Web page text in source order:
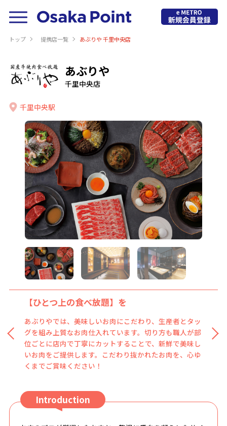
トップ 提携店⼀覧 あぶりや 千里中央店
あぶりや
千里中央店
千里中央駅
【ひとつ上の食べ放題】を
あぶりやでは、美味しいお肉にこだわり、生産者とタッ
グを組み上質なお肉仕入れています。切り方も職人が部
位ごとに店内で丁寧にカットすることで、新鮮で美味し
いお肉をご提供します。こだわり抜かれたお肉を、心ゆ
くまでご賞味ください！
【脇役】にも、手間ひまかけて
主役のお肉をより引き立てる、サイドメニュー。常に新
しく進化を続ける定番から、四季折々の味わい、彩りを
活かした期間限定のものまで、あぶりやでは【脇役】に
もとことんこだわります。【お客様にいつも新鮮な感動
を。】美味しいお肉と共に、【名脇役】もぜひお楽しみ
Introduction